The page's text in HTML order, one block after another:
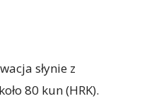
słynie z
80 kun (HRK).